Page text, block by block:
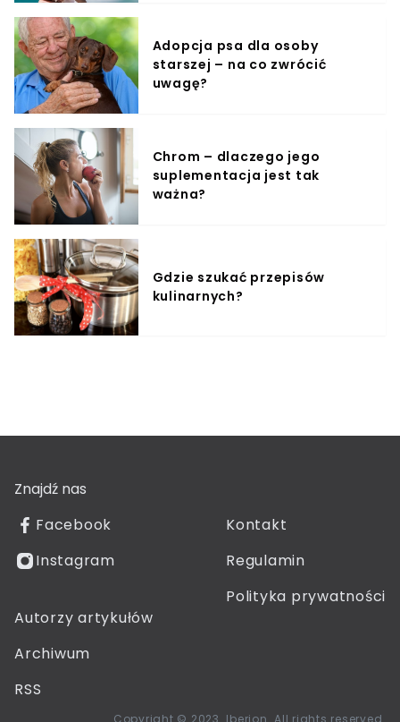
Adopcja psa dla osoby
starszej – na co zwrócić
uwagę?
Chrom – dlaczego jego
suplementacja jest tak
ważna?
Gdzie szukać przepisów
kulinarnych?
Znajdź nas
Facebook
Instagram
Kontakt
Regulamin
Polityka prywatności
Autorzy artykułów
Archiwum
RSS
Copyright © 2023. Iberion. All rights reserved.